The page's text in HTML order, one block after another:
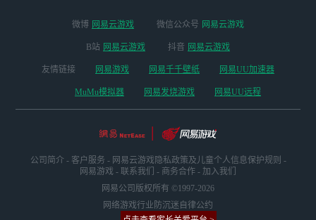
微博 网易云游戏 微信公众号 网易云游戏
B站 网易云游戏 抖音 网易云游戏
友情链接 网易游戏 网易千千壁纸 网易UU加速器
MuMu模拟器 网易发烧游戏 网易UU远程
公司简介 - 客户服务 - 网易云游戏隐私政策及儿童个人信息保护规则 -
网易游戏 - 联系我们 - 商务合作 - 加入我们
网易公司版权所有 ©1997-2026
网络游戏行业防沉迷自律公约